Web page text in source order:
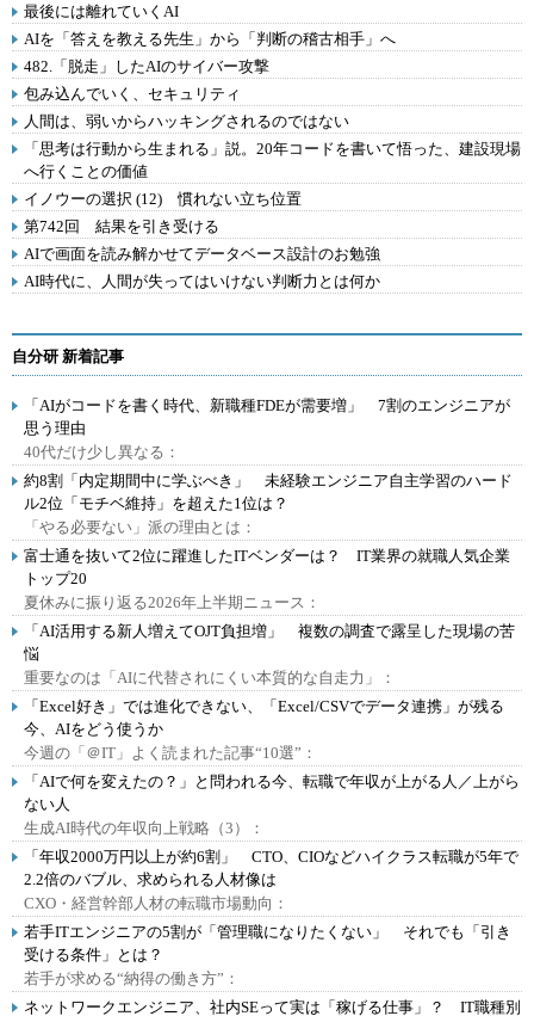
最後には離れていくAI
AIを「答えを教える先生」から「判断の稽古相手」へ
482.「脱走」したAIのサイバー攻撃
包み込んでいく、セキュリティ
人間は、弱いからハッキングされるのではない
「思考は行動から生まれる」説。20年コードを書いて悟った、建設現場
へ行くことの価値
イノウーの選択 (12) 慣れない立ち位置
第742回 結果を引き受ける
AIで画面を読み解かせてデータベース設計のお勉強
AI時代に、人間が失ってはいけない判断力とは何か
自分研 新着記事
「AIがコードを書く時代、新職種FDEが需要増」 7割のエンジニアが
思う理由
40代だけ少し異なる：
約8割「内定期間中に学ぶべき」 未経験エンジニア自主学習のハード
ル2位「モチベ維持」を超えた1位は？
「やる必要ない」派の理由とは：
富士通を抜いて2位に躍進したITベンダーは？ IT業界の就職人気企業
トップ20
夏休みに振り返る2026年上半期ニュース：
「AI活用する新人増えてOJT負担増」 複数の調査で露呈した現場の苦
悩
重要なのは「AIに代替されにくい本質的な自走力」：
「Excel好き」では進化できない、「Excel/CSVでデータ連携」が残る
今、AIをどう使うか
今週の「＠IT」よく読まれた記事“10選”：
「AIで何を変えたの？」と問われる今、転職で年収が上がる人／上がら
ない人
生成AI時代の年収向上戦略（3）：
「年収2000万円以上が約6割」 CTO、CIOなどハイクラス転職が5年で
2.2倍のバブル、求められる人材像は
CXO・経営幹部人材の転職市場動向：
若手ITエンジニアの5割が「管理職になりたくない」 それでも「引き
受ける条件」とは？
若手が求める“納得の働き方”：
ネットワークエンジニア、社内SEって実は「稼げる仕事」？ IT職種別